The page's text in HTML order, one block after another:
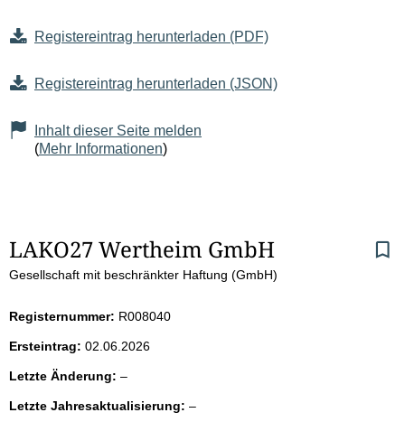
Registereintrag herunterladen (PDF)
Registereintrag herunterladen (JSON)
Inhalt dieser Seite melden
(Mehr Informationen)
S
e
i
t
e
LAKO27 Wertheim GmbH
Gesellschaft mit beschränkter Haftung (GmbH)
Registernummer: R008040
Ersteintrag: 02.06.2026
Letzte Änderung: –l
e
Letzte Jahresaktualisierung: –l